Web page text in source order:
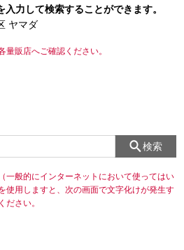
力して検索することができます。
ヤマダ
販店へご確認ください。
検索
一般的にインターネットにおいて使ってはい
使用しますと、次の画面で文字化けが発生す
ださい。